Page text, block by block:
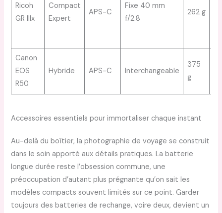
Ricoh
GR IIIx
Compact
Expert
APS-C
Fixe 40 mm
f/2.8
262 g
Canon
EOS
R50
Hybride APS-C Interchangeable
375
g
Accessoires essentiels pour immortaliser chaque instant
Au-delà du boîtier, la photographie de voyage se construit
dans le soin apporté aux détails pratiques. La batterie
longue durée reste l’obsession commune, une
préoccupation d’autant plus prégnante qu’on sait les
modèles compacts souvent limités sur ce point. Garder
toujours des batteries de rechange, voire deux, devient un